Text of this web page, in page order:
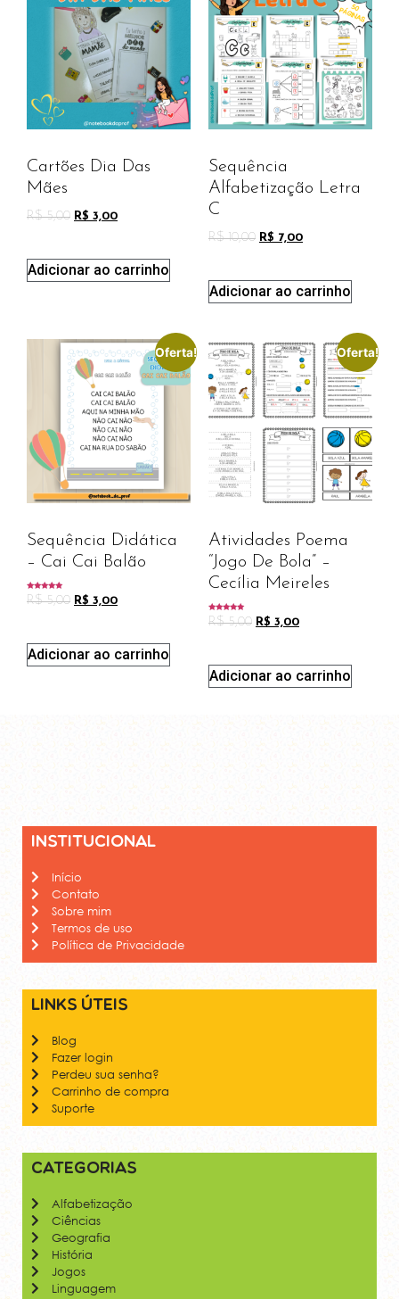
Cartões Dia Das
Mães
R$5,00 R$ 3,00
Adicionar ao carrinho
Sequência
Alfabetização Letra
C
R$10,00 R$ 7,00
Adicionar ao carrinho
Oferta!
Sequência Didática
– Cai Cai Balão
Avaliação
5.00
R$5,00 R$ 3,00
Adicionar ao carrinho
Oferta!
Atividades Poema
“Jogo De Bola” –
Cecília Meireles
Avaliação
5.00
R$5,00 R$ 3,00
Adicionar ao carrinho
Institucional
Início
Contato
Sobre mim
Termos de uso
Política de Privacidade
Links úteis
Blog
Fazer login
Perdeu sua senha?
Carrinho de compra
Suporte
Categorias
Alfabetização
Ciências
Geografia
História
Jogos
Linguagem